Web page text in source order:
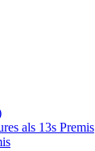
als 13s Premis